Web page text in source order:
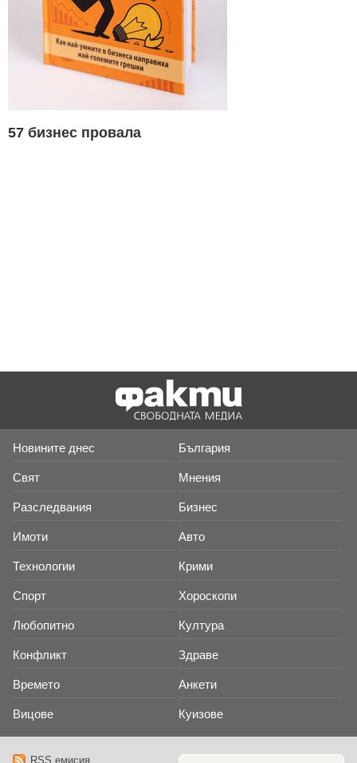
57 бизнес провала
Новините днес България
Свят Мнения
Разследвания Бизнес
Имоти Авто
Технологии Крими
Спорт Хороскопи
Любопитно Култура
Конфликт Здраве
Времето Анкети
Вицове Куизове
RSS емисия